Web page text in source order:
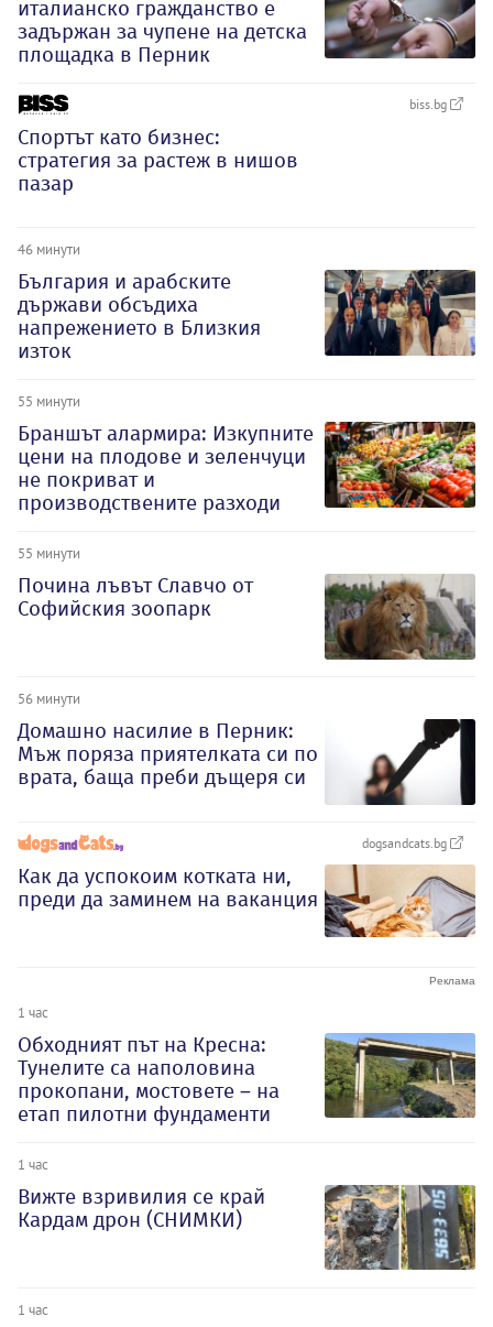
италианско гражданство е
задържан за чупене на детска
площадка в Перник
biss.bg
Спортът като бизнес:
стратегия за растеж в нишов
пазар
46 минути
България и арабските
държави обсъдиха
напрежението в Близкия
изток
55 минути
Браншът алармира: Изкупните
цени на плодове и зеленчуци
не покриват и
производствените разходи
55 минути
Почина лъвът Славчо от
Софийския зоопарк
56 минути
Домашно насилие в Перник:
Мъж поряза приятелката си по
врата, баща преби дъщеря си
dogsandcats.bg
Как да успокоим котката ни,
преди да заминем на ваканция
1 час
Обходният път на Кресна:
Тунелите са наполовина
прокопани, мостовете – на
етап пилотни фундаменти
1 час
Вижте взривилия се край
Кардам дрон (СНИМКИ)
1 час